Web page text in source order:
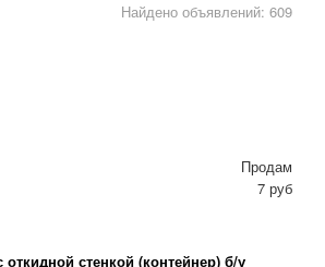
Найдено объявлений: 609
стенкой (контейнер) б/у
Продам
7 руб